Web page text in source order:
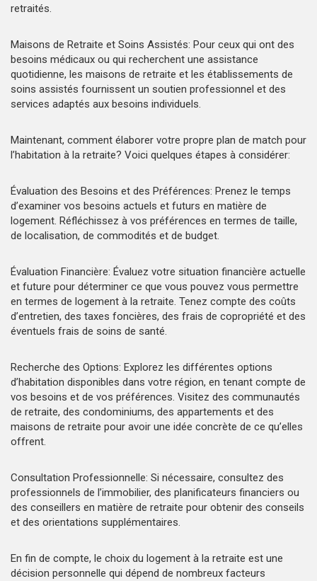
retraités.
Maisons de Retraite et Soins Assistés: Pour ceux qui ont des
besoins médicaux ou qui recherchent une assistance
quotidienne, les maisons de retraite et les établissements de
soins assistés fournissent un soutien professionnel et des
services adaptés aux besoins individuels.
Maintenant, comment élaborer votre propre plan de match pour
l’habitation à la retraite? Voici quelques étapes à considérer:
Évaluation des Besoins et des Préférences: Prenez le temps
d’examiner vos besoins actuels et futurs en matière de
logement. Réfléchissez à vos préférences en termes de taille,
de localisation, de commodités et de budget.
Évaluation Financière: Évaluez votre situation financière actuelle
et future pour déterminer ce que vous pouvez vous permettre
en termes de logement à la retraite. Tenez compte des coûts
d’entretien, des taxes foncières, des frais de copropriété et des
éventuels frais de soins de santé.
Recherche des Options: Explorez les différentes options
d’habitation disponibles dans votre région, en tenant compte de
vos besoins et de vos préférences. Visitez des communautés
de retraite, des condominiums, des appartements et des
maisons de retraite pour avoir une idée concrète de ce qu’elles
offrent.
Consultation Professionnelle: Si nécessaire, consultez des
professionnels de l’immobilier, des planificateurs financiers ou
des conseillers en matière de retraite pour obtenir des conseils
et des orientations supplémentaires.
En fin de compte, le choix du logement à la retraite est une
décision personnelle qui dépend de nombreux facteurs